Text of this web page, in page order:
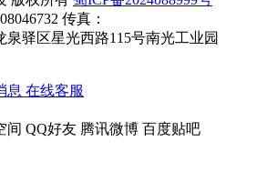
传真：
驿区星光西路115号南光工业园
在线客服
间 QQ好友 腾讯微博 百度贴吧